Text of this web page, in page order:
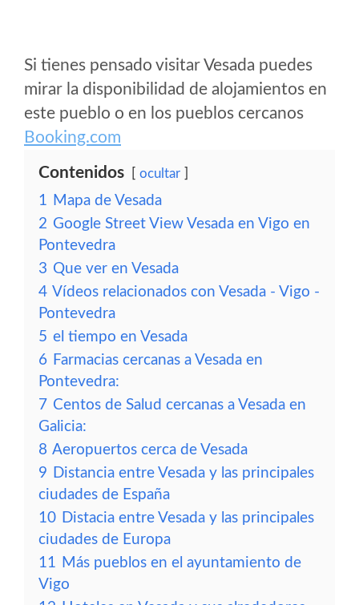
Si tienes pensado visitar Vesada puedes
mirar la disponibilidad de alojamientos en
este pueblo o en los pueblos cercanos
Booking.com
Contenidos ocultar
1 Mapa de Vesada
2 Google Street View Vesada en Vigo en
Pontevedra
3 Que ver en Vesada
4 Vídeos relacionados con Vesada - Vigo -
Pontevedra
5 el tiempo en Vesada
6 Farmacias cercanas a Vesada en
Pontevedra:
7 Centos de Salud cercanas a Vesada en
Galicia:
8 Aeropuertos cerca de Vesada
9 Distancia entre Vesada y las principales
ciudades de España
10 Distacia entre Vesada y las principales
ciudades de Europa
11 Más pueblos en el ayuntamiento de
Vigo